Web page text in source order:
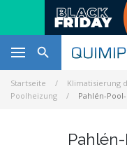

Startseite Klimatisierung
Poolheizung
Pahlén-